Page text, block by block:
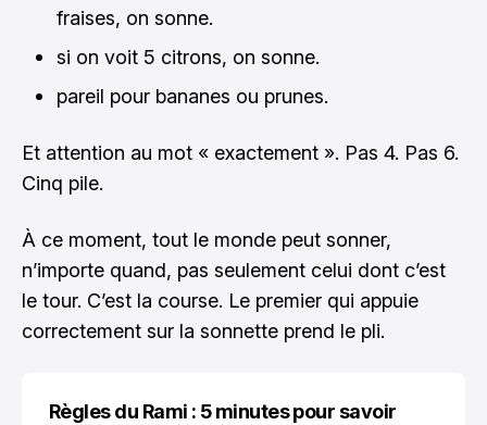
fraises, on sonne.
si on voit 5 citrons, on sonne.
pareil pour bananes ou prunes.
Et attention au mot « exactement ». Pas 4. Pas 6.
Cinq pile.
À ce moment, tout le monde peut sonner,
n’importe quand, pas seulement celui dont c’est
le tour. C’est la course. Le premier qui appuie
correctement sur la sonnette prend le pli.
Règles du Rami : 5 minutes pour savoir